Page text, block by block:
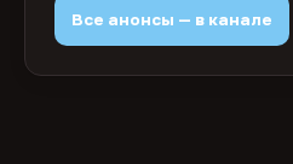
Все анонсы — в канале